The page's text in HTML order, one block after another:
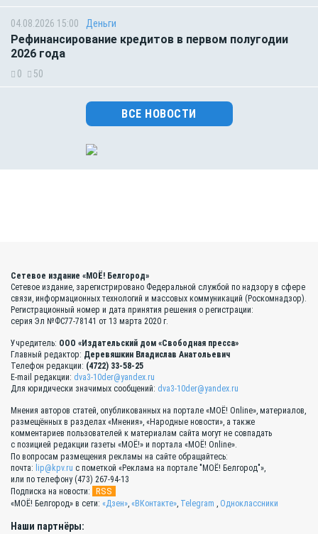
04.08.2026 15:00 Деньги
Рефинансирование кредитов в первом полугодии
2026 года
0 50
ВСЕ НОВОСТИ
Сетевое издание «МОЁ! Белгород»
Сетевое издание, зарегистрировано Федеральной службой по надзору в сфере
связи, информационных технологий и массовых коммуникаций (Роскомнадзор).
Регистрационный номер и дата принятия решения о регистрации:
серия Эл №ФС77-78141 от 13 марта 2020 г.
Учредитель: ООО «Издательский дом «Свободная пресса»
Главный редактор: Деревяшкин Владислав Анатольевич
Телефон редакции: (4722) 33-58-25
E-mail редакции: dva3-10der@yandex.ru
Для юридически значимых сообщений: dva3-10der@yandex.ru
Мнения авторов статей, опубликованных на портале «МОЁ! Online», материалов,
размещённых в разделах «Мнения», «Народные новости», а также
комментариев пользователей к материалам сайта могут не совпадать
с позицией редакции газеты «МОЁ!» и портала «МОЁ! Online».
По вопросам размещения рекламы на сайте обращайтесь:
почта: lip@kpv.ru с пометкой «Реклама на портале "МОЁ! Белгород"»,
или по телефону (473) 267-94-13
Подписка на новости:
RSS
«МОЁ! Белгород» в сети: «Дзен» «ВКонтакте» Telegram Одноклассники
Наши партнёры: